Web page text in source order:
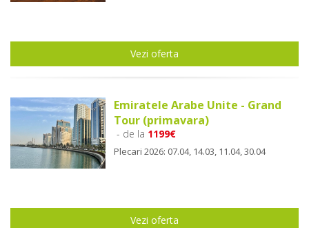
Vezi oferta
Emiratele Arabe Unite - Grand
Tour (primavara)
- de la 1199€
Plecari 2026: 07.04, 14.03, 11.04, 30.04
Vezi oferta